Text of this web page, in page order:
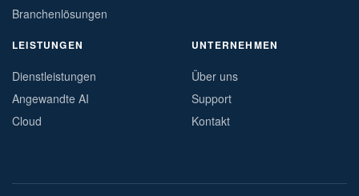
Branchenlösungen
LEISTUNGEN
Dienstleistungen
Angewandte AI
Cloud
UNTERNEHMEN
Über uns
Support
Kontakt